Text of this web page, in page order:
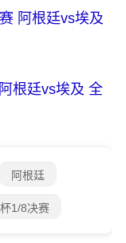
阿根廷vs埃及
根廷vs埃及 全
阿根廷
1/8决赛